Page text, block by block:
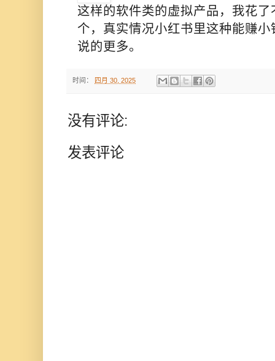
这样的软件类的虚拟产品，我花
个，真实情况小红书里这种能赚
说的更多。
时间： 四月 30, 2025
没有评论:
发表评论